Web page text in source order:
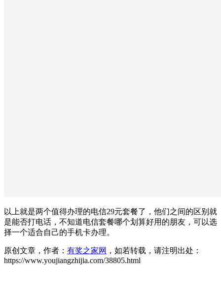
以上就是两个值得办理的电信29元套餐了，他们之间的区别就
是能否打电话，不知道电信套餐哪个划算好用的朋友，可以选
择一个适合自己的手机卡办理。
原创文章，作者： 有奖之家网 ，如若转载，请注明出处：
https://www.youjiangzhijia.com/38805.html